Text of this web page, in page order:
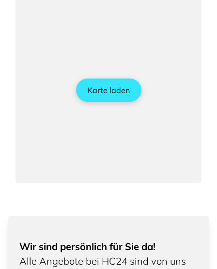
Karte laden
Wir sind persönlich für Sie da!
Alle Angebote bei HC24 sind von uns